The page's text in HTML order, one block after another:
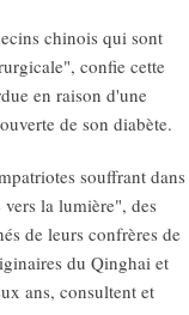
chinois qui sont
confie cette
en raison d'une
de son diabète.
souffrant dans
la lumière", des
de leurs confrères de
du Qinghai et
ans, consultent et